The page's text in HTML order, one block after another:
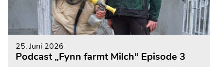
25. Juni 2026
Podcast „Fynn farmt Milch“ Episode 3